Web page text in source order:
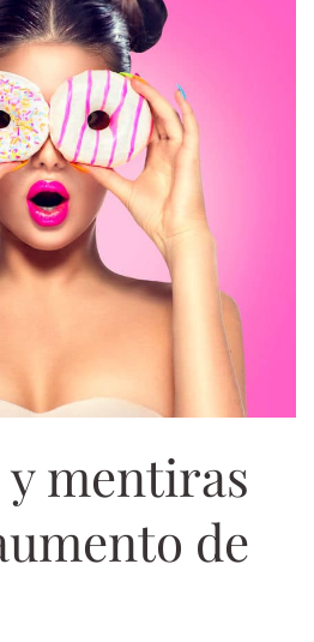
y mentiras
de